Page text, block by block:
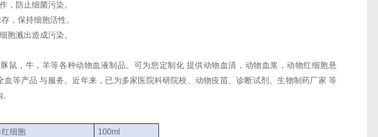
，防止细菌污染。
，保持细胞活性。
胞溅出造成污染。
鼠，牛，羊等各种动物血液制品。可为您定制化 提供动物血清，动物血浆，动物红细胞悬
血等产品 与服务。近年来，已为多家医院科研院校、动物疫苗、诊断试剂、生物制药厂家 等
细胞
100ml